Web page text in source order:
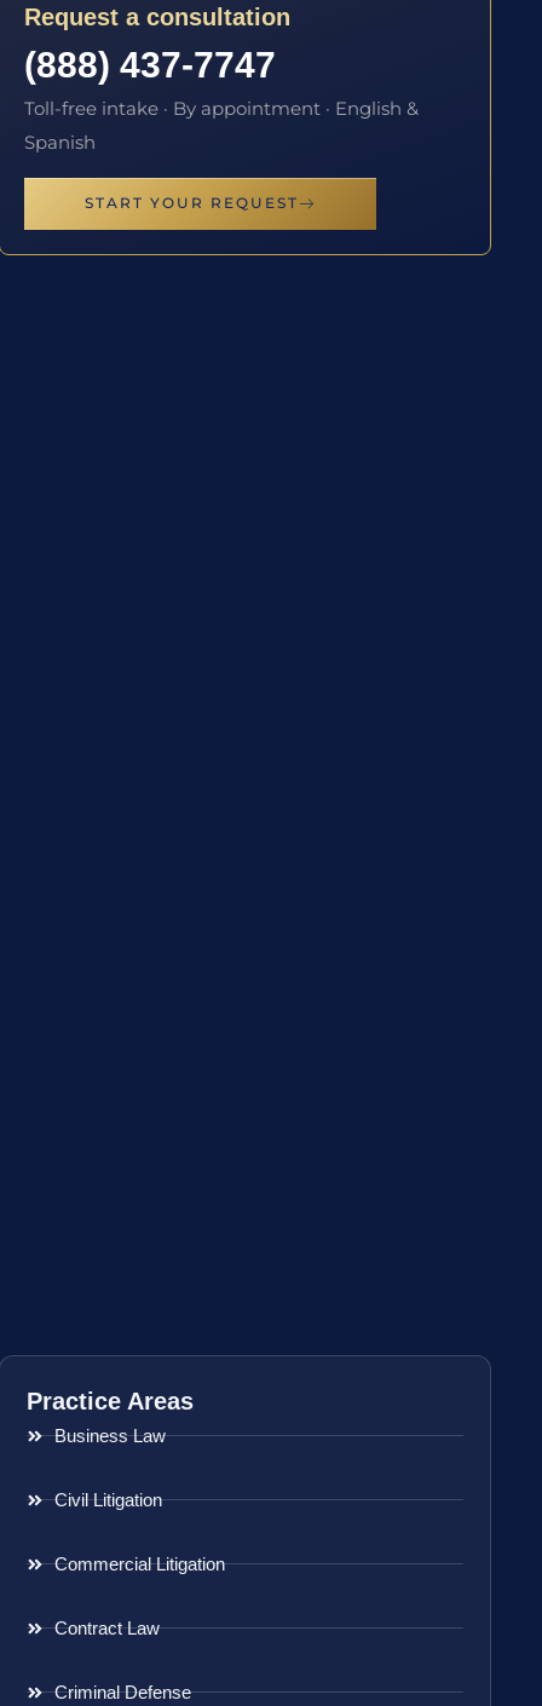
Request a consultation
(888) 437-7747
Toll-free intake · By appointment · English &
Spanish
START YOUR REQUEST
Practice Areas
Business Law
Civil Litigation
Commercial Litigation
Contract Law
Criminal Defense